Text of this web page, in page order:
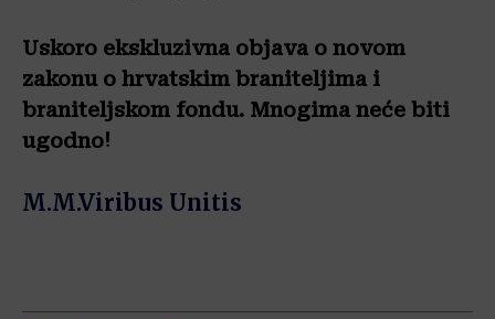
Uskoro ekskluzivna objava o novom
zakonu o hrvatskim braniteljima i
braniteljskom fondu. Mnogima neće biti
ugodno!
M.M.Viribus Unitis